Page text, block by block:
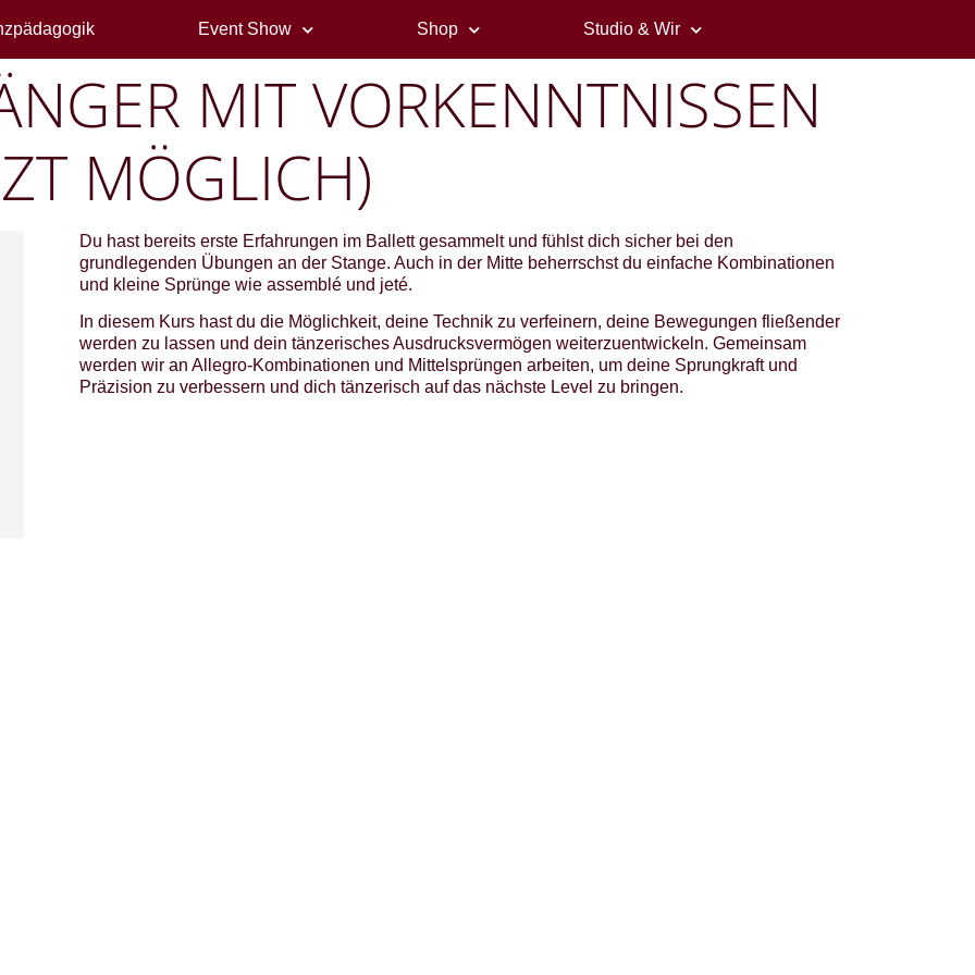
Event Show Shop Studio & Wir
MIT VORKENNTNISSEN
MÖGLICH)
Du hast bereits erste Erfahrungen im Ballett gesammelt und fühlst dich sicher bei den
grundlegenden Übungen an der Stange. Auch in der Mitte beherrschst du einfache Kombinationen
und kleine Sprünge wie assemblé und jeté.
In diesem Kurs hast du die Möglichkeit, deine Technik zu verfeinern, deine Bewegungen fließender
werden zu lassen und dein tänzerisches Ausdrucksvermögen weiterzuentwickeln. Gemeinsam
werden wir an Allegro-Kombinationen und Mittelsprüngen arbeiten, um deine Sprungkraft und
Präzision zu verbessern und dich tänzerisch auf das nächste Level zu bringen.